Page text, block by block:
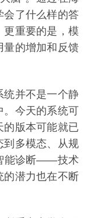
会了什么样的答
更重要的是，模
的增加和反馈
并不是一个静
。今天的系统可
的版本可能就已
到多模态、从规
能诊断——技术
的潜力也在不断